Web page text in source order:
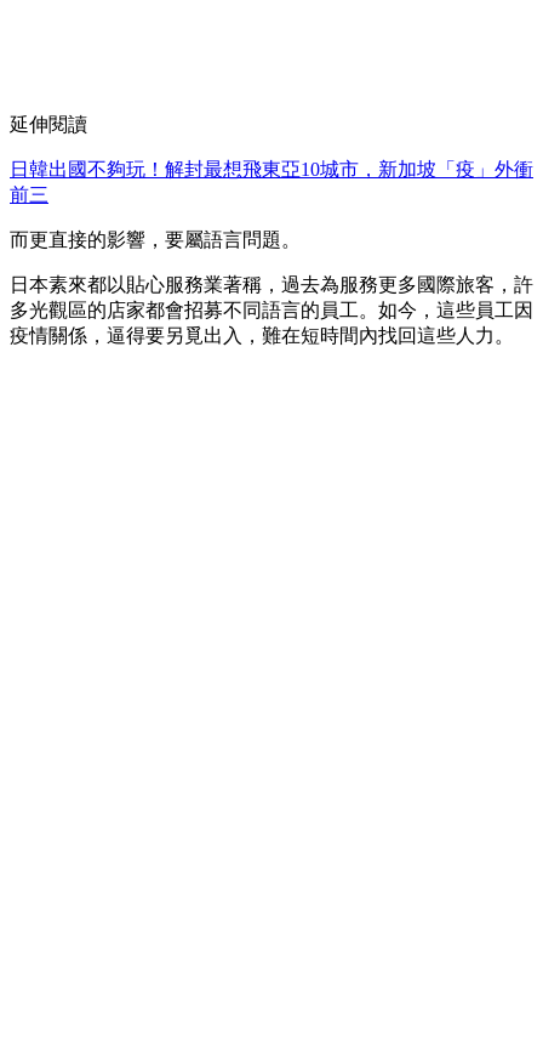
延伸閱讀
日韓出國不夠玩！解封最想飛東亞10城市，新加坡「疫」外衝
前三
而更直接的影響，要屬語言問題。
日本素來都以貼心服務業著稱，過去為服務更多國際旅客，許
多光觀區的店家都會招募不同語言的員工。如今，這些員工因
疫情關係，逼得要另覓出入，難在短時間內找回這些人力。